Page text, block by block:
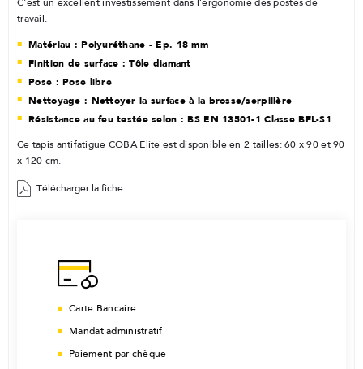
C'est un excellent investissement dans l’ergonomie des postes de
travail.
Matériau : Polyuréthane - Ep. 18 mm
Finition de surface : Tôle diamant
Pose : Pose libre
Nettoyage : Nettoyer la surface à la brosse/serpillère
Résistance au feu testée selon : BS EN 13501-1 Classe BFL-S1
Ce tapis antifatigue COBA Elite est disponible en 2 tailles: 60 x 90 et 90
x 120 cm.
Télécharger la fiche
Carte Bancaire
Mandat administratif
Paiement par chèque